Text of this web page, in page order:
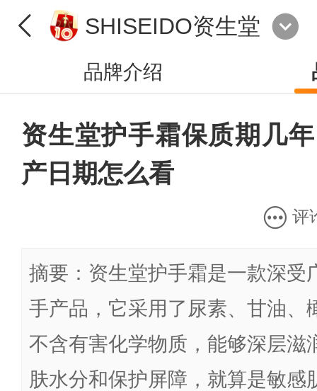
SHISEIDO资生堂
品牌介绍
资生堂护手霜保质期几
产日期怎么看
评
摘要：资生堂护手霜是一款深受
手产品，它采用了尿素、甘油、
不含有害化学物质，能够深层滋
肤水分和保护屏障，就算是敏感